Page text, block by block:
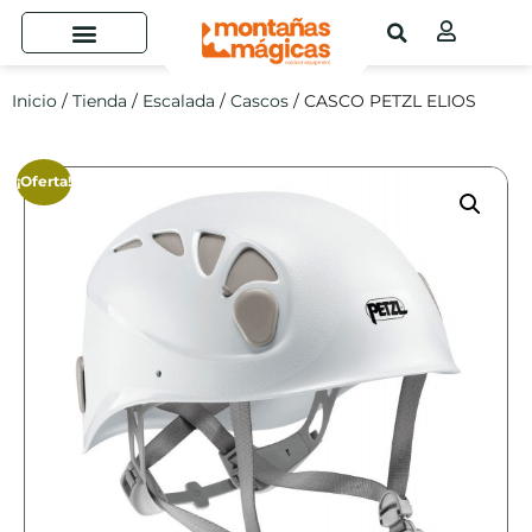
Inicio / Tienda / Escalada / Cascos / CASCO PETZL ELIOS
¡Oferta!